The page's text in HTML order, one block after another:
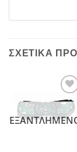
ΣΧΕΤΙΚΆ
Add to
wishlist